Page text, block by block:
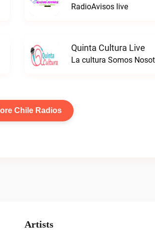
RadioAvisos live
Quinta Cultura Live
La cultura Somos
Chile Radios
Artists